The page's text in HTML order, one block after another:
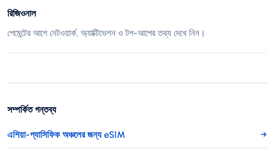
রিজিওনাল
পেমেন্টের আগে নেটওয়ার্ক, অ্যাক্টিভেশন ও টপ-আপের তথ্য দেখে নিন।
সম্পর্কিত গন্তব্য
এশিয়া-প্যাসিফিক অঞ্চলের জন্য eSIM →